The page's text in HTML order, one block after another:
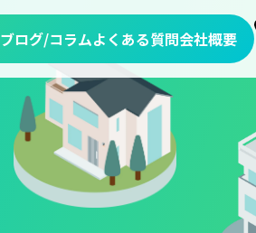
ブログ/コラムよくある質問会社概要